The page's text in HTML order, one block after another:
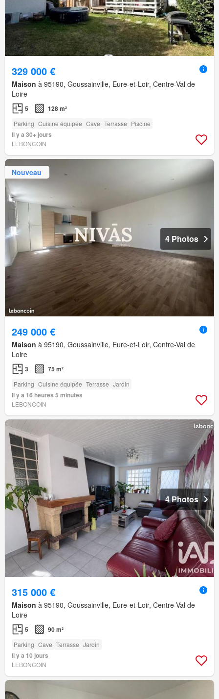
329 000 €
Maison à 95190, Goussainville, Eure-et-Loir, Centre-Val de
Loire
5 128 m²
Parking Cuisine équipée Cave Terrasse Piscine
Il y a 30+ jours
LEBONCOIN
Nouveau
4 Photos
249 000 €
Maison à 95190, Goussainville, Eure-et-Loir, Centre-Val de
Loire
3 75 m²
Parking Cuisine équipée Terrasse Jardin
Il y a 16 heures 5 minutes
LEBONCOIN
4 Photos
315 000 €
Maison à 95190, Goussainville, Eure-et-Loir, Centre-Val de
Loire
5 90 m²
Parking Cave Terrasse Jardin
Il y a 10 jours
LEBONCOIN